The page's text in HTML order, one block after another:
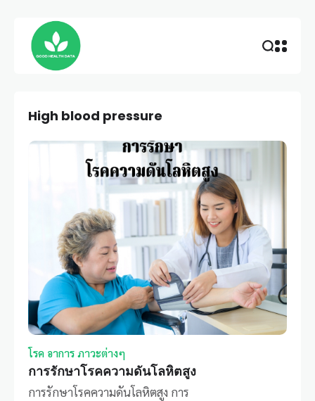
High blood pressure
โรค อาการ ภาวะต่างๆ
การรักษาโรคความดันโลหิตสูง
การรักษาโรคความดันโลหิตสูง การ